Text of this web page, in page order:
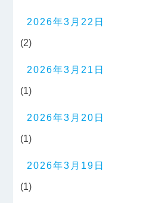
2026年3月22日
(2)
2026年3月21日
(1)
2026年3月20日
(1)
2026年3月19日
(1)